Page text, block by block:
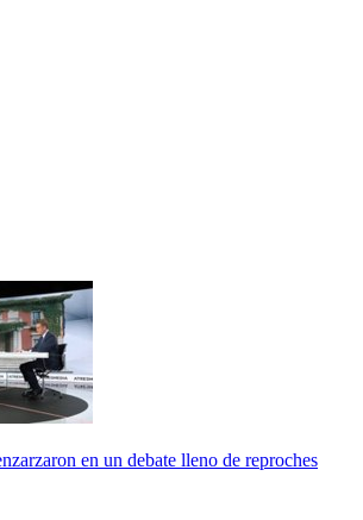
en un debate lleno de reproches